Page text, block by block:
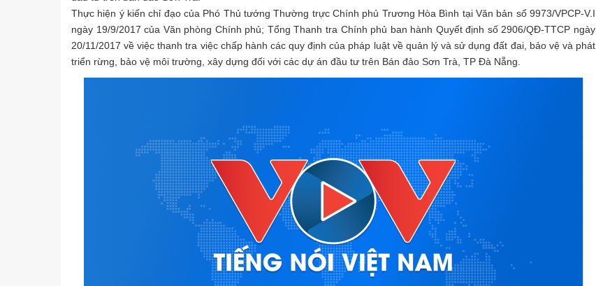
Thực hiện ý kiến chỉ đạo của Phó Thủ tướng Thường trực Chính phủ Trương Hòa Bình tại Văn bản số 9973/VPCP-V.I
ngày 19/9/2017 của Văn phòng Chính phủ; Tổng Thanh tra Chính phủ ban hành Quyết định số 2906/QĐ-TTCP ngày
20/11/2017 về việc thanh tra việc chấp hành các quy định của pháp luật về quản lý và sử dụng đất đai, bảo vệ và phát
triển rừng, bảo vệ môi trường, xây dựng đối với các dự án đầu tư trên Bán đảo Sơn Trà, TP Đà Nẵng.